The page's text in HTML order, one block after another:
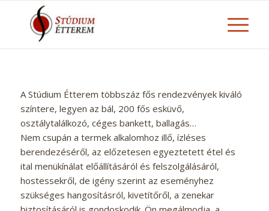
A Stúdium Étterem többszáz fős rendezvények kiváló
színtere, legyen az bál, 200 fős esküvő,
osztálytalálkozó, céges bankett, ballagás…
Nem csupán a termek alkalomhoz illő, ízléses
berendezéséről, az előzetesen egyeztetett étel és
ital menükínálat előállításáról és felszolgálásáról,
hostessekről, de igény szerint az eseményhez
szükséges hangosításról, kivetítőről, a zenekar